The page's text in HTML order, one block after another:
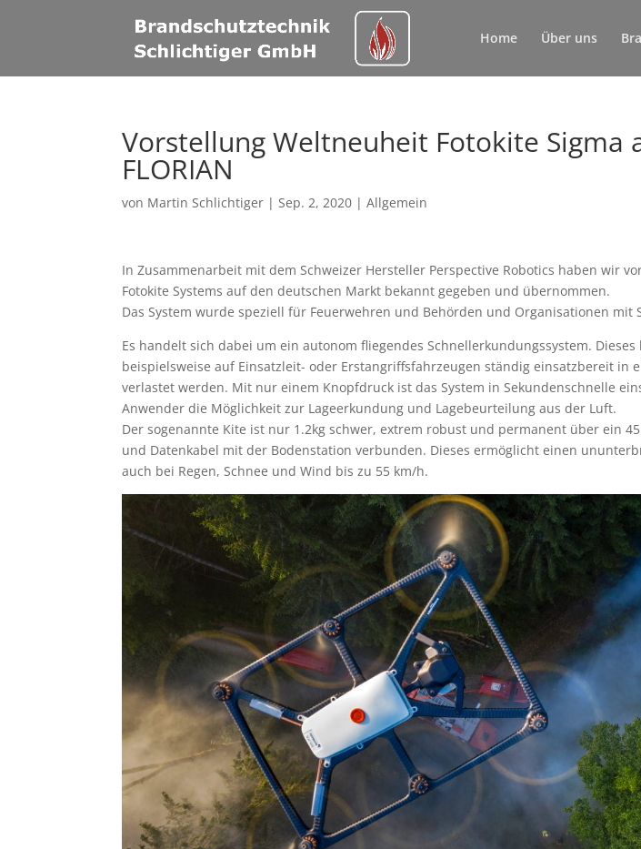
Home Über uns
Vorstellung Weltneuheit Fotokite Sigma
FLORIAN
von Martin Schlichtiger |Sep. 2, 2020 |Allgemein
In Zusammenarbeit mit dem Schweizer Hersteller Perspective Robotics haben wir
Fotokite Systems auf den deutschen Markt bekannt gegeben und übernommen.
Das System wurde speziell für Feuerwehren und Behörden und Organisationen mit
Es handelt sich dabei um ein autonom fliegendes Schnellerkundungssystem.
beispielsweise auf Einsatzleit- oder Erstangriffsfahrzeugen ständig einsatzbereit in
verlastet werden. Mit nur einem Knopfdruck ist das System in Sekundenschnelle
Anwender die Möglichkeit zur Lageerkundung und Lagebeurteilung aus der Luft.
Der sogenannte Kite ist nur 1.2kg schwer, extrem robust und permanent über ein
und Datenkabel mit der Bodenstation verbunden. Dieses ermöglicht einen
auch bei Regen, Schnee und Wind bis zu 55 km/h.